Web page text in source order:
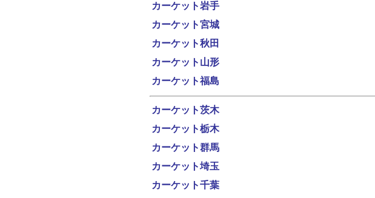
カーケット岩手
カーケット宮城
カーケット秋田
カーケット山形
カーケット福島
カーケット茨木
カーケット栃木
カーケット群馬
カーケット埼玉
カーケット千葉